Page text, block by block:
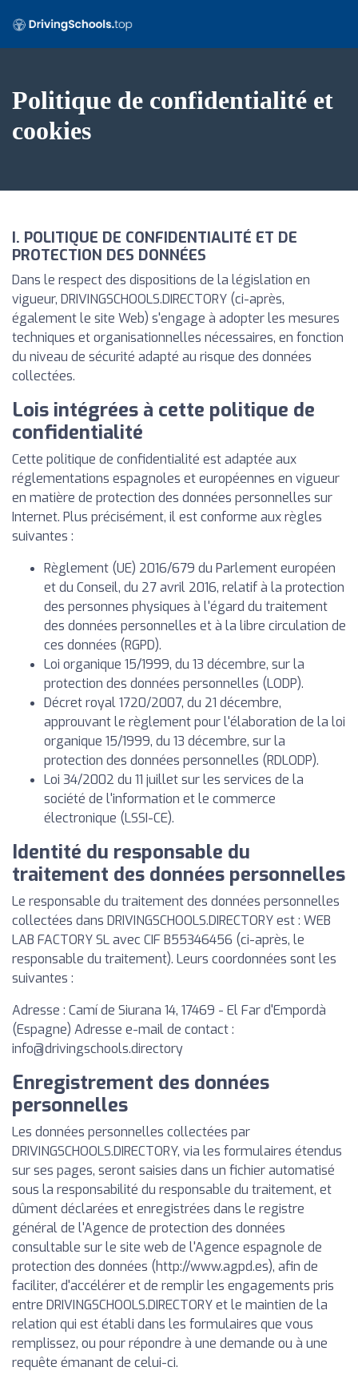
Politique de confidentialité et
cookies
I. POLITIQUE DE CONFIDENTIALITÉ ET DE
PROTECTION DES DONNÉES
Dans le respect des dispositions de la législation en
vigueur, DRIVINGSCHOOLS.DIRECTORY (ci-après,
également le site Web) s'engage à adopter les mesures
techniques et organisationnelles nécessaires, en fonction
du niveau de sécurité adapté au risque des données
collectées.
Lois intégrées à cette politique de
confidentialité
Cette politique de confidentialité est adaptée aux
réglementations espagnoles et européennes en vigueur
en matière de protection des données personnelles sur
Internet. Plus précisément, il est conforme aux règles
suivantes :
Règlement (UE) 2016/679 du Parlement européen
et du Conseil, du 27 avril 2016, relatif à la protection
des personnes physiques à l'égard du traitement
des données personnelles et à la libre circulation de
ces données (RGPD).
Loi organique 15/1999, du 13 décembre, sur la
protection des données personnelles (LODP).
Décret royal 1720/2007, du 21 décembre,
approuvant le règlement pour l'élaboration de la loi
organique 15/1999, du 13 décembre, sur la
protection des données personnelles (RDLODP).
Loi 34/2002 du 11 juillet sur les services de la
société de l'information et le commerce
électronique (LSSI-CE).
Identité du responsable du
traitement des données personnelles
Le responsable du traitement des données personnelles
collectées dans DRIVINGSCHOOLS.DIRECTORY est : WEB
LAB FACTORY SL avec CIF B55346456 (ci-après, le
responsable du traitement). Leurs coordonnées sont les
suivantes :
Adresse : Camí de Siurana 14, 17469 - El Far d'Empordà
(Espagne) Adresse e-mail de contact :
info@drivingschools.directory
Enregistrement des données
personnelles
Les données personnelles collectées par
DRIVINGSCHOOLS.DIRECTORY, via les formulaires étendus
sur ses pages, seront saisies dans un fichier automatisé
sous la responsabilité du responsable du traitement, et
dûment déclarées et enregistrées dans le registre
général de l'Agence de protection des données
consultable sur le site web de l'Agence espagnole de
protection des données (http://www.agpd.es), afin de
faciliter, d'accélérer et de remplir les engagements pris
entre DRIVINGSCHOOLS.DIRECTORY et le maintien de la
relation qui est établi dans les formulaires que vous
remplissez, ou pour répondre à une demande ou à une
requête émanant de celui-ci.